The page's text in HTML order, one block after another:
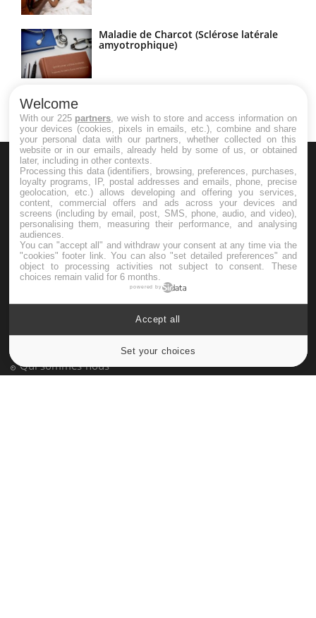
Maladie de Charcot (Sclérose latérale
amyotrophique)
Le site santé de référence avec chaque jour toute l'actualité
médicale decryptée par des médecins en exercice et les
conseils des meilleurs spécialistes.
À PROPOS
Données personnelles et cookies
Qui sommes-nous
Welcome
With our 225 partners , we wish to store and access information on
your devices (cookies, pixels in emails, etc.), combine and share
your personal data with our partners, whether collected on this
website or in our emails, already held by some of us, or obtained
later, including in other contexts.
Processing this data (identifiers, browsing, preferences, purchases,
loyalty programs, IP, postal addresses and emails, phone, precise
geolocation, etc.) allows developing and offering you services,
content, commercial offers and ads across your devices and
screens (including by email, post, SMS, phone, audio, and video),
personalising them, measuring their performance, and analysing
audiences.
You can "accept all" and withdraw your consent at any time via the
"cookies" footer link . You can also "set detailed preferences" and
object to processing activities not subject to consent. These
choices remain valid for 6 months.
powered by
Set your choices
Accept all